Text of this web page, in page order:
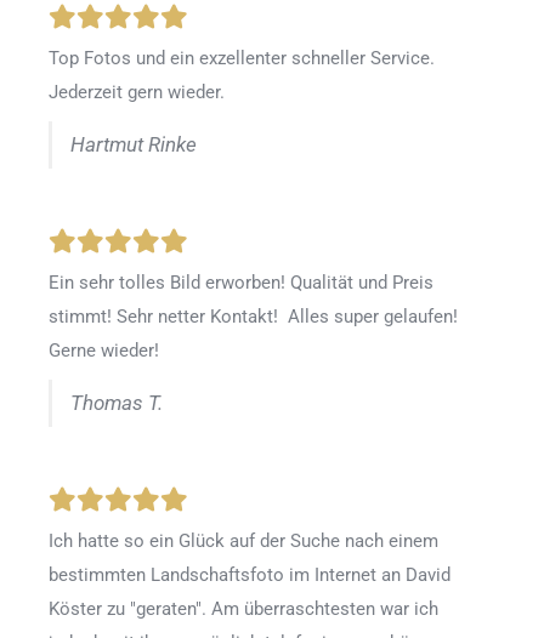
Top Fotos und ein exzellenter schneller Service.
Jederzeit gern wieder.
Hartmut Rinke
Ein sehr tolles Bild erworben! Qualität und Preis
stimmt! Sehr netter Kontakt! Alles super gelaufen!
Gerne wieder!
Thomas T.
Ich hatte so ein Glück auf der Suche nach einem
bestimmten Landschaftsfoto im Internet an David
Köster zu "geraten". Am überraschtesten war ich